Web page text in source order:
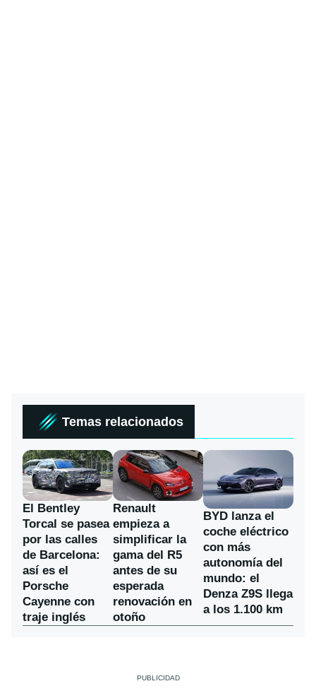
Temas relacionados
El Bentley
Torcal se pasea
por las calles
de Barcelona:
así es el
Porsche
Cayenne con
traje inglés
Renault
empieza a
simplificar la
gama del R5
antes de su
esperada
renovación en
otoño
BYD lanza el
coche eléctrico
con más
autonomía del
mundo: el
Denza Z9S llega
a los 1.100 km